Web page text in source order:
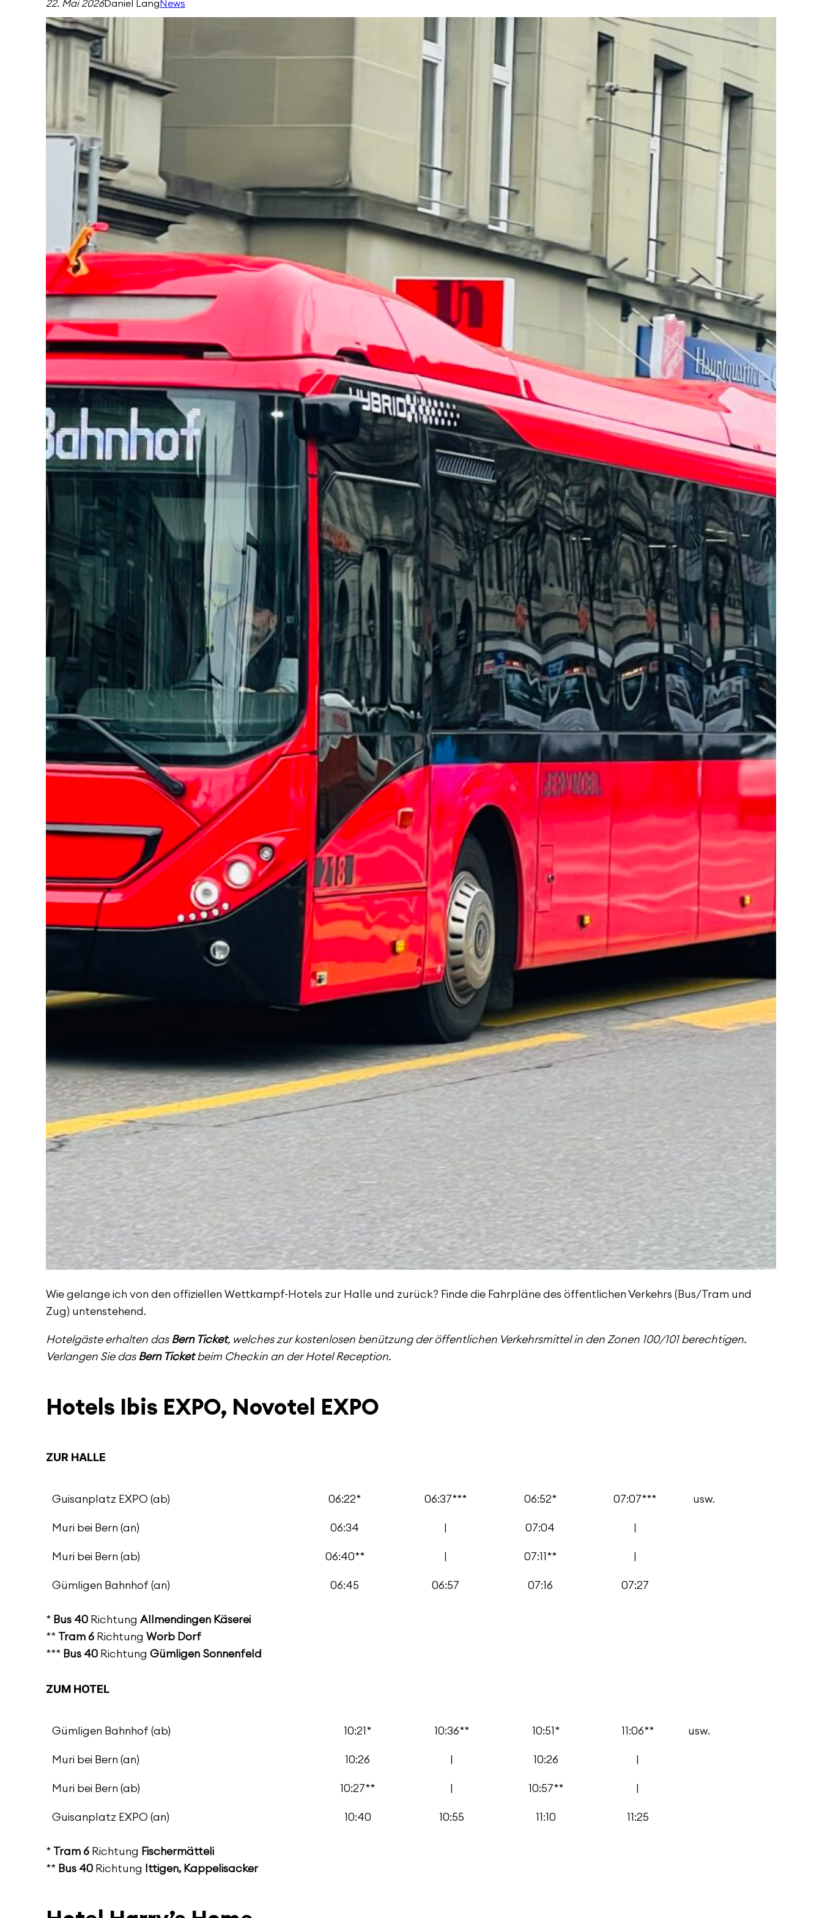
22. Mai 2026Daniel LangNews
Wie gelange ich von den offiziellen Wettkampf-Hotels zur Halle und zurück? Finde die Fahrpläne des öffentlichen Verkehrs (Bus/Tram und
Zug) untenstehend.
Hotelgäste erhalten dasBern Ticket, welches zur kostenlosen benützung der öffentlichen Verkehrsmittel in den Zonen 100/101 berechtigen.
Verlangen Sie dasBern Ticketbeim Checkin an der Hotel Reception.
Hotels Ibis EXPO, Novotel EXPO
ZUR HALLE
Guisanplatz EXPO (ab) 06:22* 06:37*** 06:52* 07:07*** usw.
Muri bei Bern (an) 06:34 | 07:04 |
Muri bei Bern (ab) 06:40** | 07:11** |
Gümligen Bahnhof (an) 06:45 06:57 07:16 07:27
* Bus 40 RichtungAllmendingen Käserei
** Tram 6 RichtungWorb Dorf
*** Bus 40 RichtungGümligen Sonnenfeld
ZUM HOTEL
Gümligen Bahnhof (ab) 10:21* 10:36** 10:51* 11:06** usw.
Muri bei Bern (an) 10:26 | 10:26 |
Muri bei Bern (ab) 10:27** | 10:57** |
Guisanplatz EXPO (an) 10:40 10:55 11:10 11:25
* Tram 6 Richtung Fischermätteli
** Bus 40 Richtung Ittigen, Kappelisacker